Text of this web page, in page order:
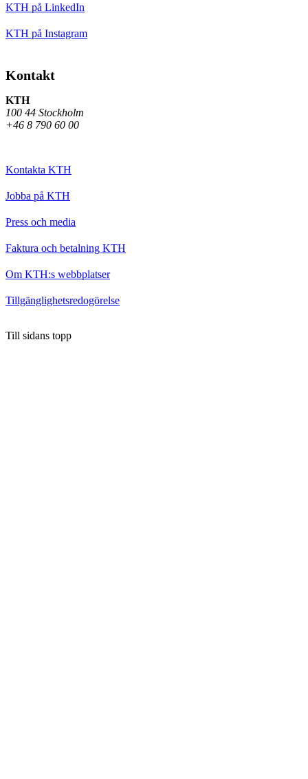
KTH på LinkedIn
KTH på Instagram
Kontakt
KTH
100 44 Stockholm
+46 8 790 60 00
Kontakta KTH
Jobba på KTH
Press och media
Faktura och betalning KTH
Om KTH:s webbplatser
Tillgänglighetsredogörelse
Till sidans topp